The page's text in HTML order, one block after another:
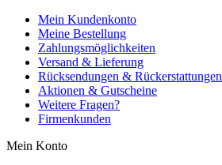
Mein Kundenkonto
Meine Bestellung
Zahlungsmöglichkeiten
Versand & Lieferung
Rücksendungen & Rückerstattungen
Aktionen & Gutscheine
Weitere Fragen?
Firmenkunden
Mein Konto